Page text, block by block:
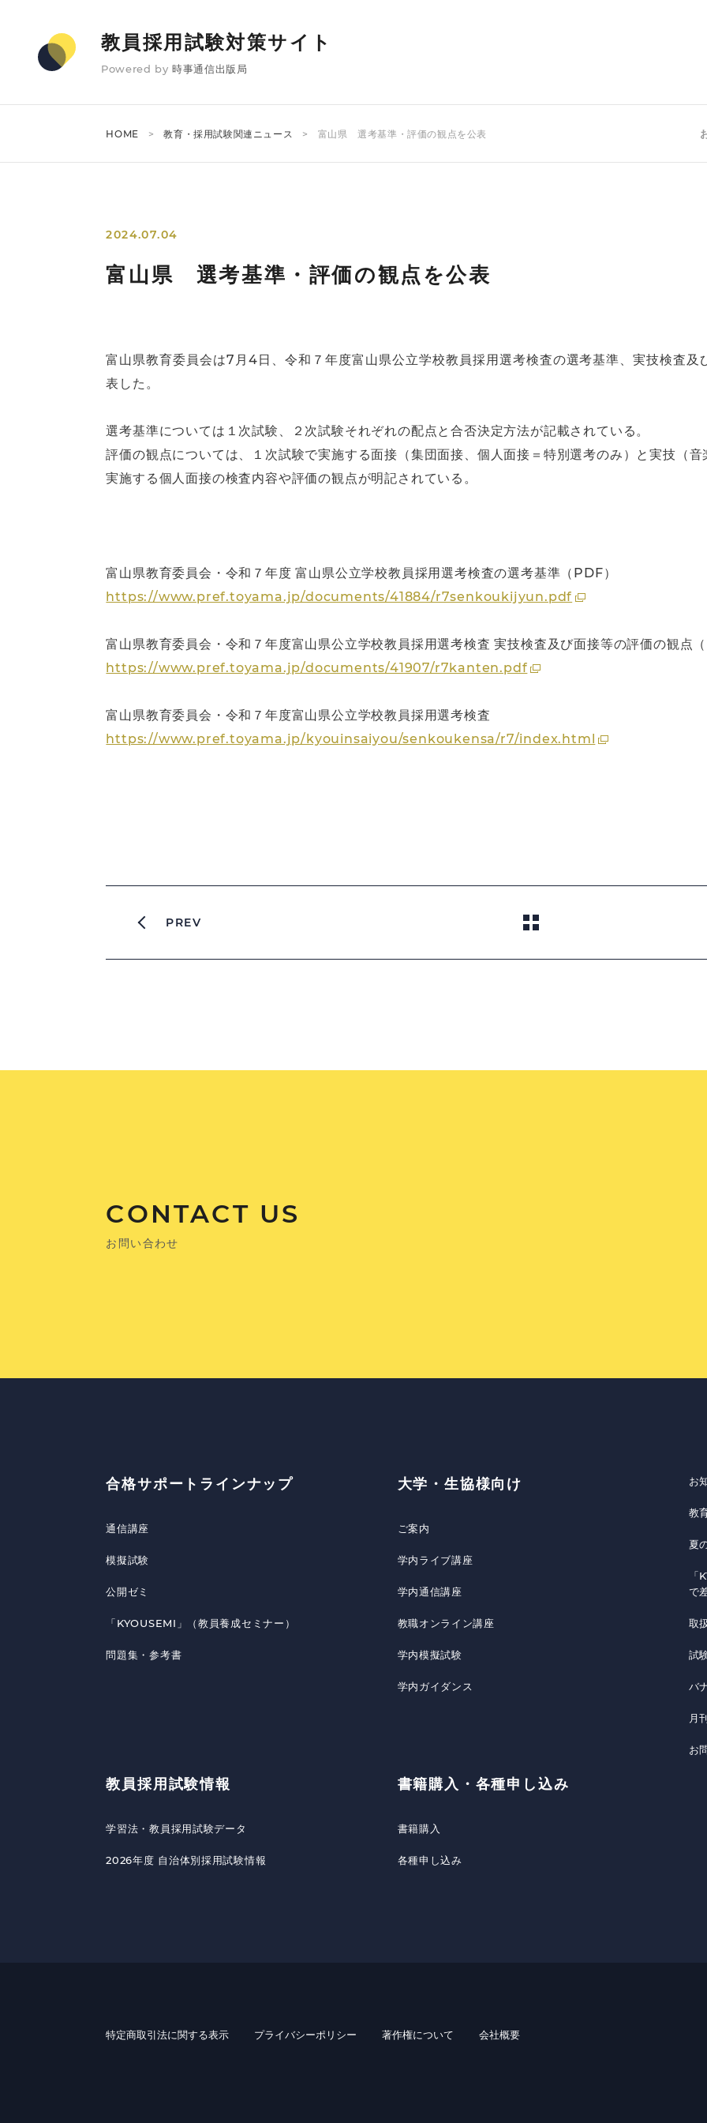
教員採用試験対策サイト
Powered by 時事通信出版局
HOME 教育・採用試験関連ニュース 富山県 選考基準・評価の観点を公表
2024.07.04
富山県 選考基準・評価の観点を公表
富山県教育委員会は7月4日、令和７年度富山県公立学校教員採用選考検査の選考基準、実技検査
表した。
選考基準については１次試験、２次試験それぞれの配点と合否決定方法が記載されている。
評価の観点については、１次試験で実施する面接（集団面接、個人面接＝特別選考のみ）と実技（
実施する個人面接の検査内容や評価の観点が明記されている。
富山県教育委員会・令和７年度 富山県公立学校教員採用選考検査の選考基準（PDF）
https://www.pref.toyama.jp/documents/41884/r7senkoukijyun.pdf
富山県教育委員会・令和７年度富山県公立学校教員採用選考検査 実技検査及び面接等の評価の観点
https://www.pref.toyama.jp/documents/41907/r7kanten.pdf
富山県教育委員会・令和７年度富山県公立学校教員採用選考検査
https://www.pref.toyama.jp/kyouinsaiyou/senkoukensa/r7/index.html
PREV
CONTACT US
お問い合わせ
合格サポートラインナップ
通信講座
模擬試験
公開ゼミ
「KYOUSEMI」（教員養成セミナー）
問題集・参考書
教員採用試験情報
学習法・教員採用試験データ
2026年度 自治体別採用試験情報
大学・生協様向け
ご案内
学内ライブ講座
学内通信講座
教職オンライン講座
学内模擬試験
学内ガイダンス
書籍購入・各種申し込み
書籍購入
各種申し込み
お
教
夏
で
取
試
バ
月
お
特定商取引法に関する表示 プライバシーポリシー 著作権について 会社概要